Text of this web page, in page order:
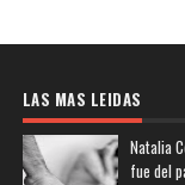
LAS MAS LEIDAS
Natalia
fue del